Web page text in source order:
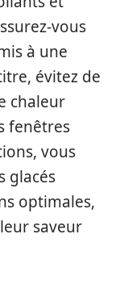
vous
à une
évitez de
chaleur
fenêtres
vous
glacés
optimales,
saveur